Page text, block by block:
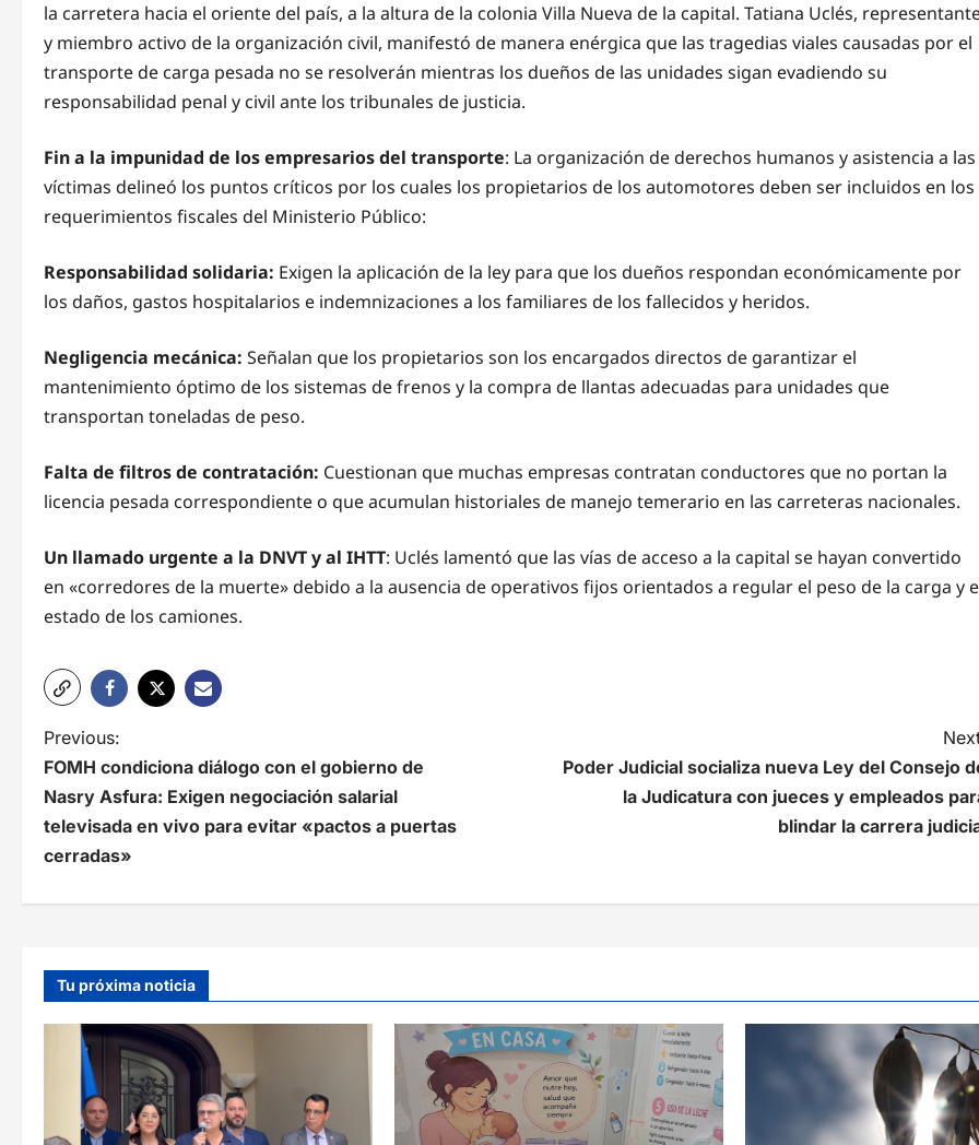
la carretera hacia el oriente del país, a la altura de la colonia Villa Nueva de la capital. Tatiana Uclés,
y miembro activo de la organización civil, manifestó de manera enérgica que las tragedias viales causadas por el
transporte de carga pesada no se resolverán mientras los dueños de las unidades sigan evadiendo su
responsabilidad penal y civil ante los tribunales de justicia.
Fin a la impunidad de los empresarios del transporte: La organización de derechos humanos y asistencia a las
víctimas delineó los puntos críticos por los cuales los propietarios de los automotores deben ser incluidos en los
requerimientos fiscales del Ministerio Público:
Responsabilidad solidaria: Exigen la aplicación de la ley para que los dueños respondan económicamente por
los daños, gastos hospitalarios e indemnizaciones a los familiares de los fallecidos y heridos.
Negligencia mecánica: Señalan que los propietarios son los encargados directos de garantizar el
mantenimiento óptimo de los sistemas de frenos y la compra de llantas adecuadas para unidades que
transportan toneladas de peso.
Falta de filtros de contratación: Cuestionan que muchas empresas contratan conductores que no portan la
licencia pesada correspondiente o que acumulan historiales de manejo temerario en las carreteras nacionales.
Un llamado urgente a la DNVT y al IHTT: Uclés lamentó que las vías de acceso a la capital se hayan convertido
en «corredores de la muerte» debido a la ausencia de operativos fijos orientados a regular el peso de la carga y
estado de los camiones.
N
a
v
e
g
c
i
d
Previous:
FOMH condiciona diálogo con el gobierno de
Nasry Asfura: Exigen negociación salarial
televisada en vivo para evitar «pactos a puertas
cerradas»
Poder Judicial socializa nueva Ley del Consejo
la Judicatura con jueces y empleados
blindar la carrera
Tu próxima noticia